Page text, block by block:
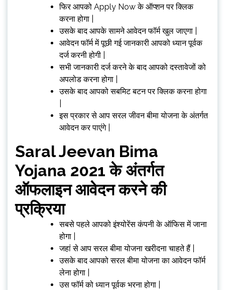
फिर आपको Apply Now के ऑप्शन पर क्लिक
करना होगा |
उसके बाद आपके सामने आवेदन फॉर्म खुल जाएगा |
आवेदन फॉर्म में पूछी गई जानकारी आपको ध्यान पूर्वक
दर्ज करनी होगी |
सभी जानकारी दर्ज करने के बाद आपको दस्तावेजों को
अपलोड करना होगा |
उसके बाद आपको सबमिट बटन पर क्लिक करना होगा
इस प्रकार से आप सरल जीवन बीमा योजना के अंतर्गत
आवेदन कर पाएंगे |
Saral Jeevan Bima
Yojana 2021 के अंतर्गत
ऑफलाइन आवेदन करने की
प्रक्रिया
सबसे पहले आपको इंश्योरेंस कंपनी के ऑफिस में जाना
होगा |
जहां से आप सरल बीमा योजना खरीदना चाहते हैं |
उसके बाद आपको सरल बीमा योजना का आवेदन फॉर्म
लेना होगा |
उस फॉर्म को ध्यान पूर्वक भरना होगा |